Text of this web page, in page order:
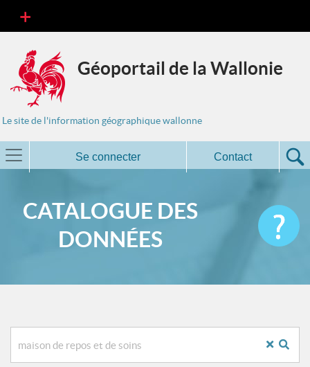
Géoportail de la Wallonie
Le site de l'information géographique wallonne
Se connecter Contact
CATALOGUE DES
DONNÉES